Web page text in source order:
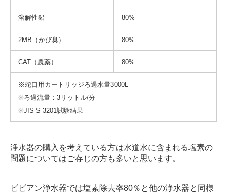
溶解性鉛 80%
2MB（かび臭） 80%
CAT（農薬） 80%
※蛇口用カートリッジろ過水量3000L
※ろ過流量：3リットル/分
※JIS S 3201試験結果
浄水器の購入を考えている方は水道水に含まれる塩素の
問題についてはご存じの方も多いと思います。
ビビアン浄水器では塩素除去率80％と他の浄水器と同様